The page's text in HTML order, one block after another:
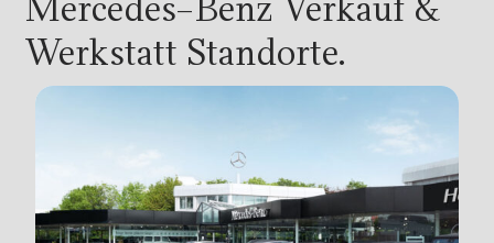
Werkstatt Standorte.